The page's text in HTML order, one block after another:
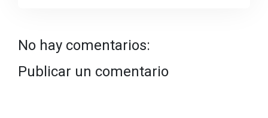
No hay comentarios:
Publicar un comentario